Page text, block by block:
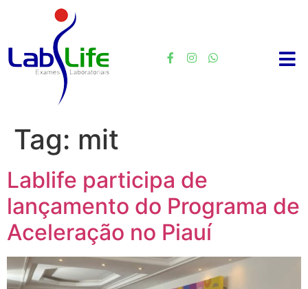
Tag: mit
Lablife participa de
lançamento do Programa de
Aceleração no Piauí